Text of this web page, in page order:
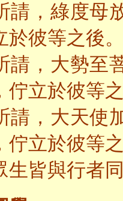
請，綠度母
於彼等之後
請，大勢至
佇立於彼等
請，大天使
佇立於彼等
生皆與行者